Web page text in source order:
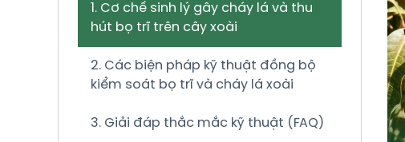
1. Cơ chế sinh lý gây cháy lá và thu
hút bọ trĩ trên cây xoài
2. Các biện pháp kỹ thuật đồng bộ
kiểm soát bọ trĩ và cháy lá xoài
3. Giải đáp thắc mắc kỹ thuật (FAQ)